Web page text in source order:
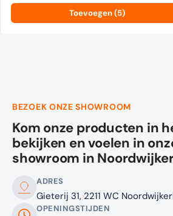
Toevoegen (5)
BEZOEK ONZE SHOWROOM
Kom onze producten in
bekijken en voelen in
showroom in
ADRES
Gieterij 31, 2211 WC
OPENINGSTIJDEN